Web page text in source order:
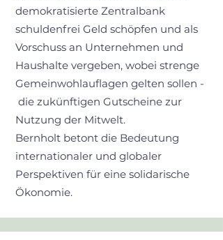
demokratisierte Zentralbank
schuldenfrei Geld schöpfen und als
Vorschuss an Unternehmen und
Haushalte vergeben, wobei strenge
Gemeinwohlauflagen gelten sollen -
die zukünftigen Gutscheine zur
Nutzung der Mitwelt.
Bernholt betont die Bedeutung
internationaler und globaler
Perspektiven für eine solidarische
Ökonomie.